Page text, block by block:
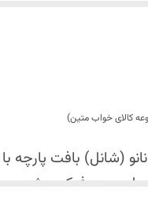
کالای خواب متین)
(شانل) بافت پارچه با
جهت فیکس شدن